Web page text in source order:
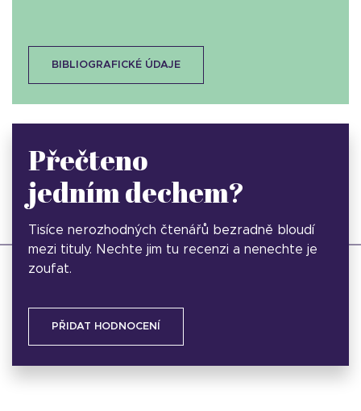
BIBLIOGRAFICKÉ ÚDAJE
Přečteno
jedním dechem?
Tisíce nerozhodných čtenářů bezradně bloudí
mezi tituly. Nechte jim tu recenzi a nenechte je
zoufat.
PŘIDAT HODNOCENÍ